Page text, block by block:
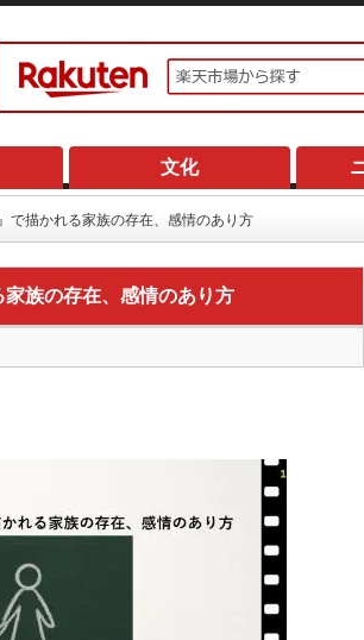
文化
で描かれる家族の存在、感情のあり方
族の存在、感情のあり方